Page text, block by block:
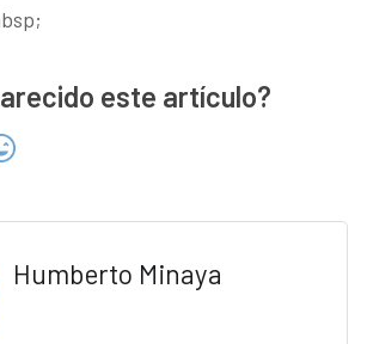
este artículo?
Humberto Minaya